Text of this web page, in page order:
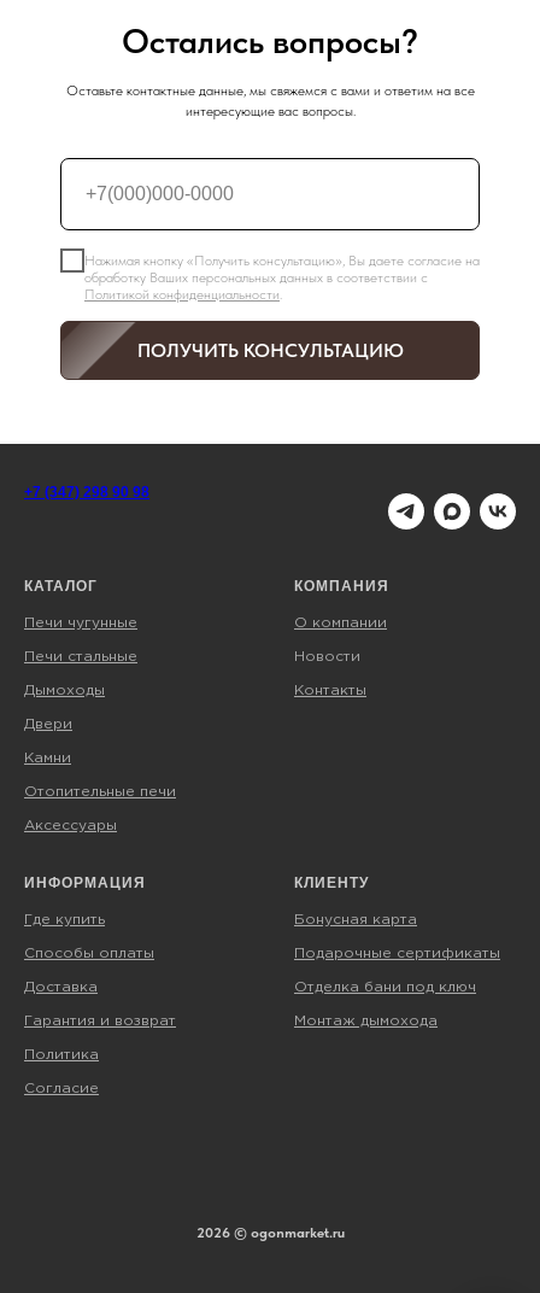
Остались вопросы?
Оставьте контактные данные, мы свяжемся с вами и ответим на все
интересующие вас вопросы.
Нажимая кнопку «Получить консультацию», Вы даете согласие на
обработку Ваших персональных данных в соответствии с
Политикой конфиденциальности
ПОЛУЧИТЬ КОНСУЛЬТАЦИЮ
+7 (347) 298 90 98
КАТАЛОГ
Печи чугунные
Печи стальные
Дымоходы
Двери
Камни
Отопительные печи
Аксессуары
КОМПАНИЯ
О компании
Новости
Контакты
ИНФОРМАЦИЯ
Где купить
Способы оплаты
Доставка
Гарантия и возврат
Политика
Согласие
КЛИЕНТУ
Бонусная карта
Подарочные сертификаты
Отделка бани под ключ
Монтаж дымохода
2026 © ogonmarket.ru